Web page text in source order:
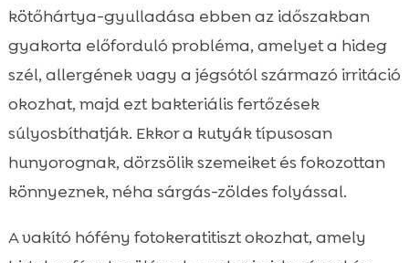
kötőhártya-gyulladása ebben az időszakban
gyakorta előforduló probléma, amelyet a hideg
szél, allergének vagy a jégsótól származó irritáció
okozhat, majd ezt bakteriális fertőzések
súlyosbíthatják. Ekkor a kutyák típusosan
hunyorognak, dörzsölik szemeiket és fokozottan
könnyeznek, néha sárgás-zöldes folyással.
A vakító hófény fotokeratitiszt okozhat, amely